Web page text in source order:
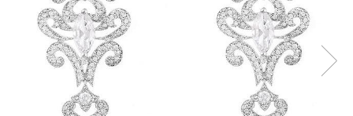
Reduceri
Cele mai noi
Cele mai vandute
Cele mai votate